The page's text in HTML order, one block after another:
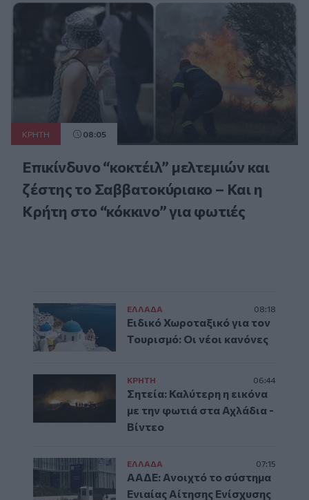
ΚΡΗΤΗ 08:05
Επικίνδυνο “κοκτέιλ” μελτεμιών και
ζέστης το Σαββατοκύριακο – Και η
Κρήτη στο “κόκκινο” για φωτιές
ΕΛΛAΔΑ 08:18
Ειδικό Χωροταξικό για τον
Τουρισμό: Οι νέοι κανόνες
ΚΡΗΤΗ 06:44
Σητεία: Καλύτερη η εικόνα
με την φωτιά στα Αχλάδια -
Βίντεο
ΕΛΛAΔΑ 07:15
ΑΑΔΕ: Ανοιχτό το σύστημα
Ενιαίας Αίτησης Ενίσχυσης